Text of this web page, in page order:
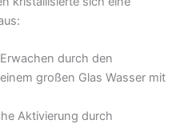
durch den
großen Glas Wasser mit
Aktivierung durch